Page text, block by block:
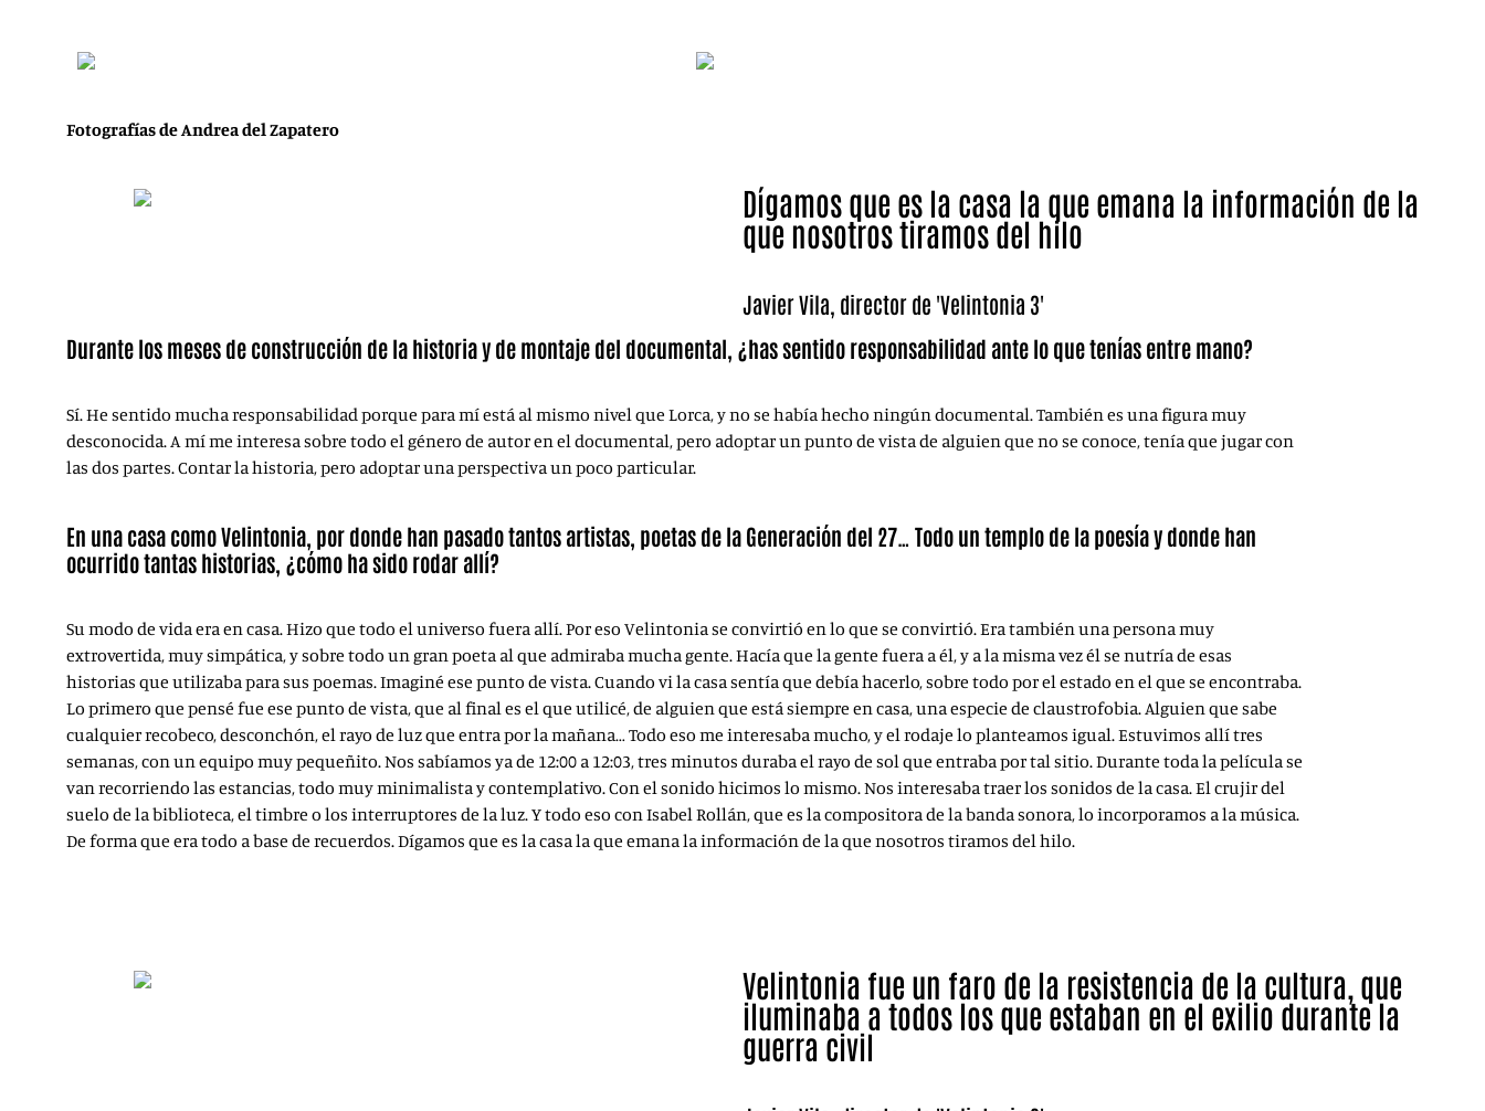
Fotografías de Andrea del Zapatero
Dígamos que es la casa la que emana la información de la
que nosotros tiramos del hilo
Javier Vila, director de 'Velintonia 3'
Durante los meses de construcción de la historia y de montaje del documental, ¿has sentido responsabilidad ante lo que tenías entre mano?
Sí. He sentido mucha responsabilidad porque para mí está al mismo nivel que Lorca, y no se había hecho ningún documental. También es una figura muy
desconocida. A mí me interesa sobre todo el género de autor en el documental, pero adoptar un punto de vista de alguien que no se conoce, tenía que jugar con
las dos partes. Contar la historia, pero adoptar una perspectiva un poco particular.
En una casa como Velintonia, por donde han pasado tantos artistas, poetas de la Generación del 27… Todo un templo de la poesía y donde han
ocurrido tantas historias, ¿cómo ha sido rodar allí?
Su modo de vida era en casa. Hizo que todo el universo fuera allí. Por eso Velintonia se convirtió en lo que se convirtió. Era también una persona muy
extrovertida, muy simpática, y sobre todo un gran poeta al que admiraba mucha gente. Hacía que la gente fuera a él, y a la misma vez él se nutría de esas
historias que utilizaba para sus poemas. Imaginé ese punto de vista. Cuando vi la casa sentía que debía hacerlo, sobre todo por el estado en el que se encontraba.
Lo primero que pensé fue ese punto de vista, que al final es el que utilicé, de alguien que está siempre en casa, una especie de claustrofobia. Alguien que sabe
cualquier recobeco, desconchón, el rayo de luz que entra por la mañana… Todo eso me interesaba mucho, y el rodaje lo planteamos igual. Estuvimos allí tres
semanas, con un equipo muy pequeñito. Nos sabíamos ya de 12:00 a 12:03, tres minutos duraba el rayo de sol que entraba por tal sitio. Durante toda la película se
van recorriendo las estancias, todo muy minimalista y contemplativo. Con el sonido hicimos lo mismo. Nos interesaba traer los sonidos de la casa. El crujir del
suelo de la biblioteca, el timbre o los interruptores de la luz. Y todo eso con Isabel Rollán, que es la compositora de la banda sonora, lo incorporamos a la música.
De forma que era todo a base de recuerdos. Dígamos que es la casa la que emana la información de la que nosotros tiramos del hilo.
Velintonia fue un faro de la resistencia de la cultura, que
iluminaba a todos los que estaban en el exilio durante la
guerra civil